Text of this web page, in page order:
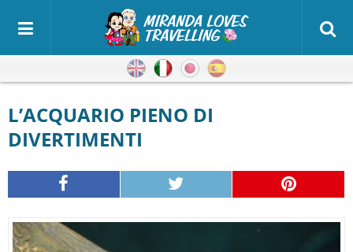
IngleseItalianoGiapponese
L’ACQUARIO PIENO DI
DIVERTIMENTI